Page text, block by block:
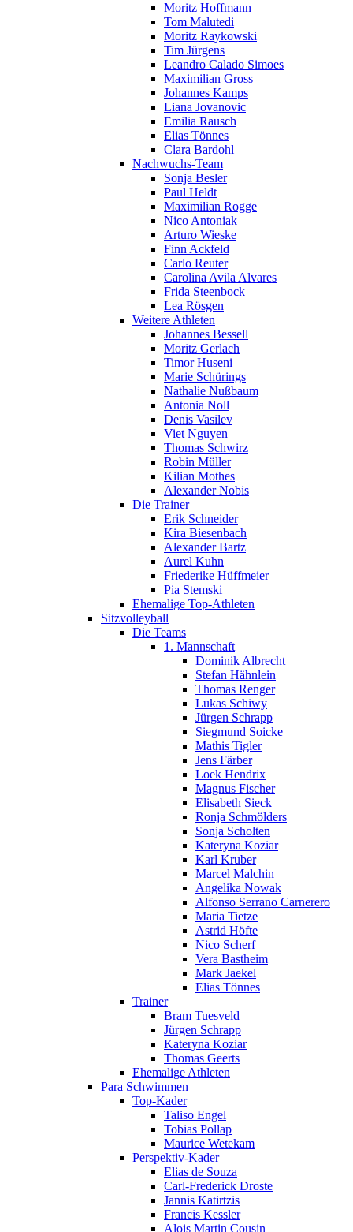
Moritz Hoffmann
Tom Malutedi
Moritz Raykowski
Tim Jürgens
Leandro Calado Simoes
Maximilian Gross
Johannes Kamps
Liana Jovanovic
Emilia Rausch
Elias Tönnes
Clara Bardohl
Nachwuchs-Team
Sonja Besler
Paul Heldt
Maximilian Rogge
Nico Antoniak
Arturo Wieske
Finn Ackfeld
Carlo Reuter
Carolina Avila Alvares
Frida Steenbock
Lea Rösgen
Weitere Athleten
Johannes Bessell
Moritz Gerlach
Timor Huseni
Marie Schürings
Nathalie Nußbaum
Antonia Noll
Denis Vasilev
Viet Nguyen
Thomas Schwirz
Robin Müller
Kilian Mothes
Alexander Nobis
Die Trainer
Erik Schneider
Kira Biesenbach
Alexander Bartz
Aurel Kuhn
Friederike Hüffmeier
Pia Stemski
Ehemalige Top-Athleten
Sitzvolleyball
Die Teams
1. Mannschaft
Dominik Albrecht
Stefan Hähnlein
Thomas Renger
Lukas Schiwy
Jürgen Schrapp
Siegmund Soicke
Mathis Tigler
Jens Färber
Loek Hendrix
Magnus Fischer
Elisabeth Sieck
Ronja Schmölders
Sonja Scholten
Kateryna Koziar
Karl Kruber
Marcel Malchin
Angelika Nowak
Alfonso Serrano Carnerero
Maria Tietze
Astrid Höfte
Nico Scherf
Vera Bastheim
Mark Jaekel
Elias Tönnes
Trainer
Bram Tuesveld
Jürgen Schrapp
Kateryna Koziar
Thomas Geerts
Ehemalige Athleten
Para Schwimmen
Top-Kader
Taliso Engel
Tobias Pollap
Maurice Wetekam
Perspektiv-Kader
Elias de Souza
Carl-Frederick Droste
Jannis Katirtzis
Francis Kessler
Alois Martin Cousin